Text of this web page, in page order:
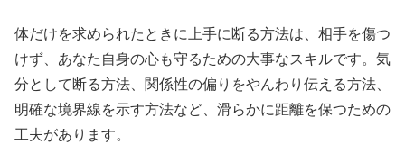
体だけを求められたときに上手に断る方法は、相手を傷つ
けず、あなた自身の心も守るための大事なスキルです。気
分として断る方法、関係性の偏りをやんわり伝える方法、
明確な境界線を示す方法など、滑らかに距離を保つための
工夫があります。